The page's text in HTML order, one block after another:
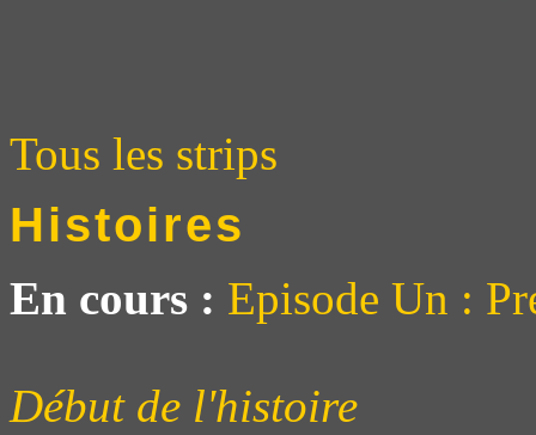
Tous les strips
Histoires
En cours : Episode Un :
Début de l'histoire